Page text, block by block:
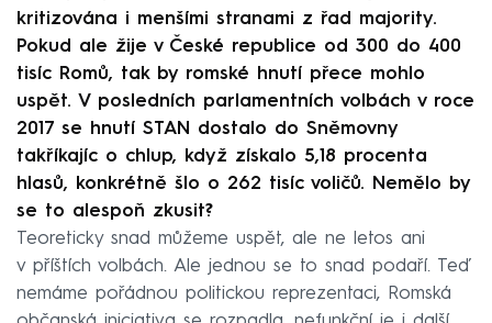
kritizována i menšími stranami z řad majority.
Pokud ale žije v České republice od 300 do 400
tisíc Romů, tak by romské hnutí přece mohlo
uspět. V posledních parlamentních volbách v roce
2017 se hnutí STAN dostalo do Sněmovny
takříkajíc o chlup, když získalo 5,18 procenta
hlasů, konkrétně šlo o 262 tisíc voličů. Nemělo by
se to alespoň zkusit?
Teoreticky snad můžeme uspět, ale ne letos ani
v příštích volbách. Ale jednou se to snad podaří. Teď
nemáme pořádnou politickou reprezentaci, Romská